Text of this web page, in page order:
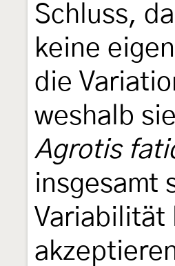
Schluss,
keine
die
weshalb
Agrotis
insgesamt
Variabilität